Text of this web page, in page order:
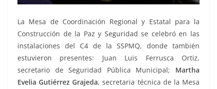
La Mesa de Coordinación Regional y Estatal para la
Construcción de la Paz y Seguridad se celebró en las
instalaciones del C4 de la SSPMQ, donde también
estuvieron presentes: Juan Luis Ferrusca Ortiz,
secretario de Seguridad Pública Municipal; Martha
Evelia Gutiérrez Grajeda, secretaria técnica de la Mesa